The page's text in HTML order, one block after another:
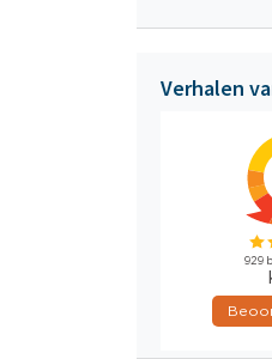
Verhalen